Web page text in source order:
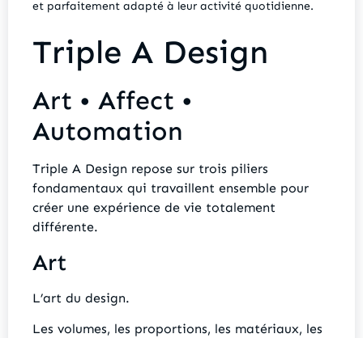
et parfaitement adapté à leur activité quotidienne.
Triple A Design
Art • Affect •
Automation
Triple A Design repose sur trois piliers
fondamentaux qui travaillent ensemble pour
créer une expérience de vie totalement
différente.
Art
L’art du design.
Les volumes, les proportions, les matériaux, les